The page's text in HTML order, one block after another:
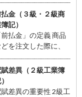
。 よく関連語句と
ットで出てくる。 立
業員の個人的な支出
べき広告費などを、
支払う。 支払った
もらう予定のお
計上される。 立替金
権」として扱われ、
金（３級・２級商
記）
前払金」の定義 商品
を注文した際に、
を受け取る前に支
のこと。 支払いに
として「前払金」が
する用語：商品の仕
差異（２級工業簿
差異の重要性 2級工